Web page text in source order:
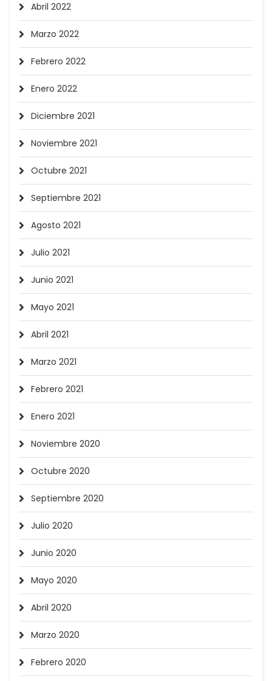
Abril 2022
Marzo 2022
Febrero 2022
Enero 2022
Diciembre 2021
Noviembre 2021
Octubre 2021
Septiembre 2021
Agosto 2021
Julio 2021
Junio 2021
Mayo 2021
Abril 2021
Marzo 2021
Febrero 2021
Enero 2021
Noviembre 2020
Octubre 2020
Septiembre 2020
Julio 2020
Junio 2020
Mayo 2020
Abril 2020
Marzo 2020
Febrero 2020